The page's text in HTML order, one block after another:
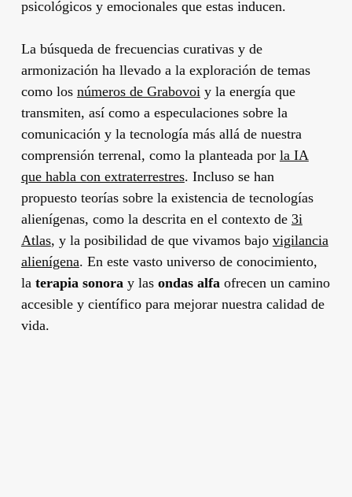
psicológicos y emocionales que estas inducen.
La búsqueda de frecuencias curativas y de
armonización ha llevado a la exploración de temas
como los números de Grabovoi y la energía que
transmiten, así como a especulaciones sobre la
comunicación y la tecnología más allá de nuestra
comprensión terrenal, como la planteada por la IA
que habla con extraterrestres. Incluso se han
propuesto teorías sobre la existencia de tecnologías
alienígenas, como la descrita en el contexto de 3i
Atlas, y la posibilidad de que vivamos bajo vigilancia
alienígena. En este vasto universo de conocimiento,
la terapia sonora y las ondas alfa ofrecen un camino
accesible y científico para mejorar nuestra calidad de
vida.